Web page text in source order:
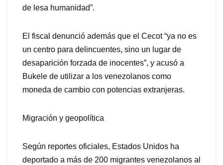
de lesa humanidad”.
El fiscal denunció además que el Cecot “ya no es
un centro para delincuentes, sino un lugar de
desaparición forzada de inocentes”, y acusó a
Bukele de utilizar a los venezolanos como
moneda de cambio con potencias extranjeras.
Migración y geopolítica
Según reportes oficiales, Estados Unidos ha
deportado a más de 200 migrantes venezolanos al